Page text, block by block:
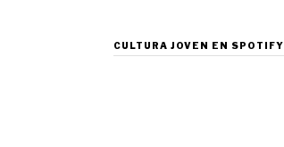
CULTURA JOVEN EN SPOTIFY